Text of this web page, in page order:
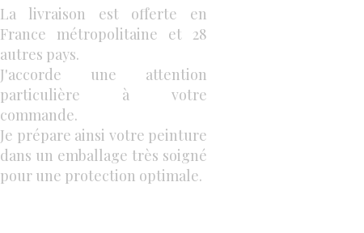
La livraison est offerte en
France métropolitaine et 28
autres pays.
J'accorde une attention
particulière à votre
commande.
Je prépare ainsi votre peinture
dans un emballage très soigné
pour une protection optimale.